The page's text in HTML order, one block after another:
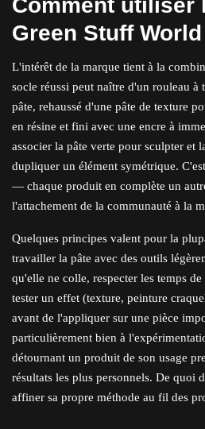
Comment utiliser
Green Stuff World
L'intérêt de la marque tient à la
socle réussi peut naître d'un rouleau à
pâte, rehaussé d'une pâte de texture
en résine et fini avec une encre à
associer la pâte verte pour sculpter et
dupliquer un élément symétrique.
— chaque produit en complète un
l'attachement de la communauté à la
Quelques principes valent pour la
travailler la pâte avec des outils
qu'elle ne colle, respecter les temps
tester un effet (texture, peinture
avant de l'appliquer sur une pièce
particulièrement bien à
détournant un produit de son usage
résultats les plus personnels. De quoi
affiner sa propre méthode au fil des